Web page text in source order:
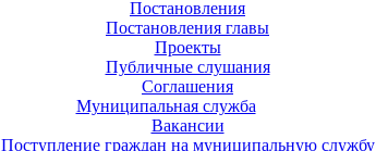
Постановления
Постановления главы
Проекты
Публичные слушания
Соглашения
Муниципальная служба
Вакансии
Поступление граждан на муниципальную службу